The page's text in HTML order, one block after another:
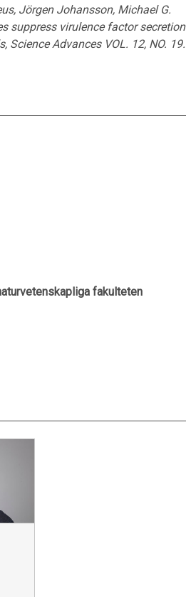
Jörgen Johansson, Michael G.
suppress virulence factor secretion
Advances VOL. 12, NO. 19.
fakulteten